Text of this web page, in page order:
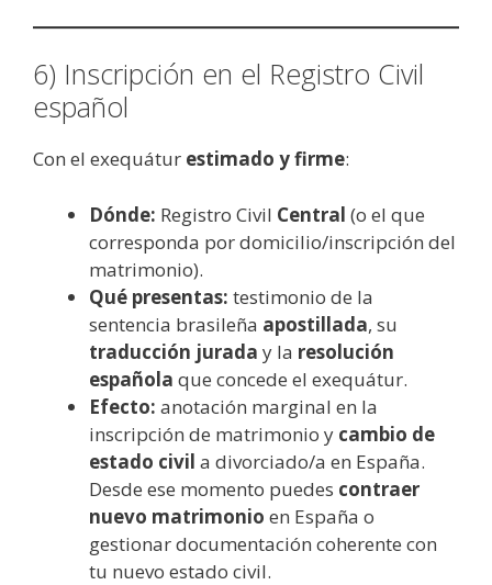
6) Inscripción en el Registro Civil
español
Con el exequátur estimado y firme:
Dónde: Registro Civil Central (o el que
corresponda por domicilio/inscripción del
matrimonio).
Qué presentas: testimonio de la
sentencia brasileña apostillada, su
traducción jurada y la resolución
española que concede el exequátur.
Efecto: anotación marginal en la
inscripción de matrimonio y cambio de
estado civil a divorciado/a en España.
Desde ese momento puedes contraer
nuevo matrimonio en España o
gestionar documentación coherente con
tu nuevo estado civil.